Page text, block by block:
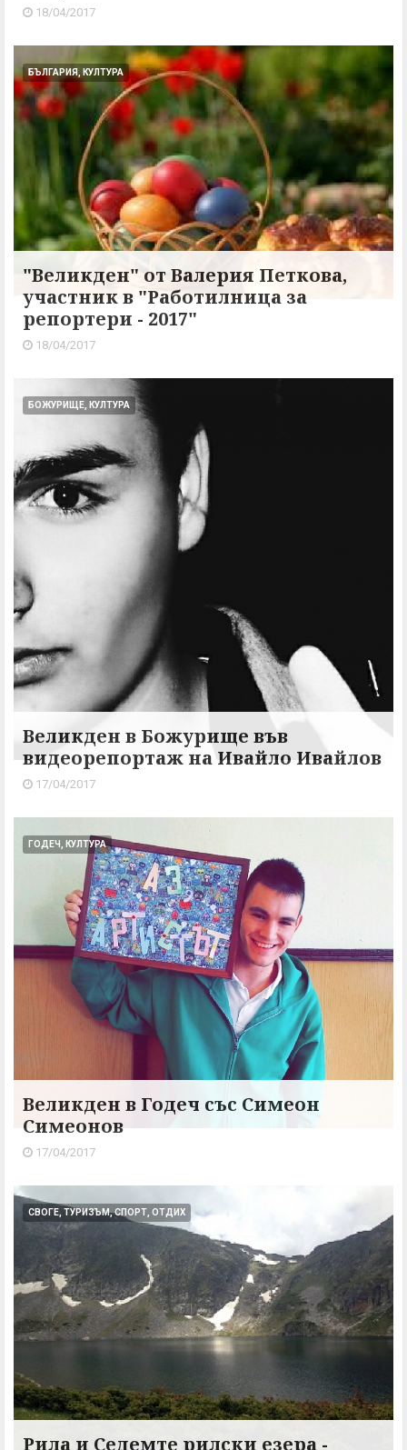
18/04/2017
БЪЛГАРИЯ, КУЛТУРА
"Великден" от Валерия Петкова,
участник в "Работилница за
репортери - 2017"
18/04/2017
БОЖУРИЩЕ, КУЛТУРА
Великден в Божурище във
видеорепортаж на Ивайло Ивайлов
17/04/2017
ГОДЕЧ, КУЛТУРА
Великден в Годеч със Симеон
Симеонов
17/04/2017
СВОГЕ, ТУРИЗЪМ, СПОРТ, ОТДИХ
Рила и Седемте рилски езера -